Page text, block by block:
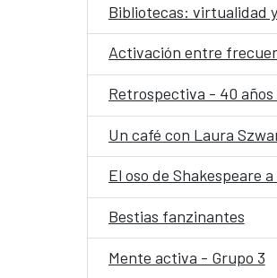
Bibliotecas: virtualidad
Activación entre
Retrospectiva - 40
Un café con Laura
El oso de Shakespeare
Bestias fanzinantes
Mente activa - Grupo 3